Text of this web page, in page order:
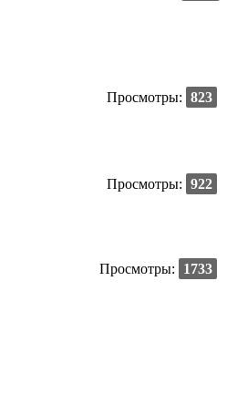
Просмотры: 823
Просмотры: 922
Просмотры: 1733